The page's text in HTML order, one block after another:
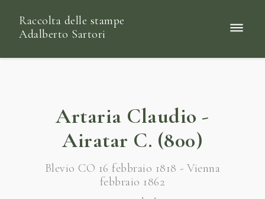
Raccolta delle stampe
Adalberto Sartori
Artaria Claudio -
Airatar C. (800)
Blevio CO 16 febbraio 1818 - Vienna
febbraio 1862